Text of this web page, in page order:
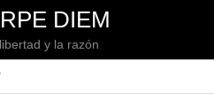
DIEM
y la razón